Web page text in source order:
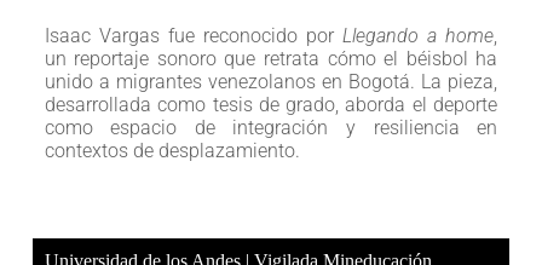
Isaac Vargas fue reconocido porLlegando a home
un reportaje sonoro que retrata cómo el béisbol ha
unido a migrantes venezolanos en Bogotá. La pieza,
desarrollada como tesis de grado, aborda el deporte
como espacio de integración y resiliencia en
contextos de desplazamiento.
Universidad de los Andes | Vigilada Mineducación